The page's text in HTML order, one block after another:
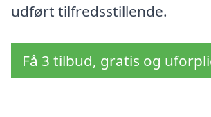
udført tilfredsstillende.
Få 3 tilbud, gratis og